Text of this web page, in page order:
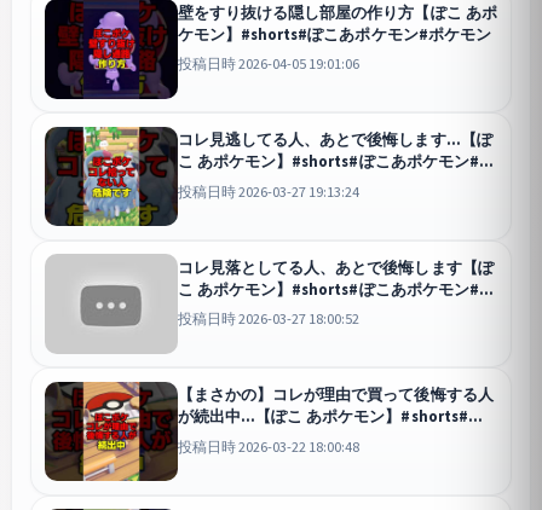
壁をすり抜ける隠し部屋の作り方【ぽこ あポ
ケモン】#shorts#ぽこあポケモン#ポケモン
投稿日時 2026-04-05 19:01:06
コレ見逃してる人、あとで後悔します…【ぽ
こ あポケモン】#shorts#ぽこあポケモン#ポ
ケモン
投稿日時 2026-03-27 19:13:24
コレ見落としてる人、あとで後悔します【ぽ
こ あポケモン】#shorts#ぽこあポケモン#ポ
ケモン
投稿日時 2026-03-27 18:00:52
【まさかの】コレが理由で買って後悔する人
が続出中…【ぽこ あポケモン】#shorts#ぽ
こあポケモン#ポケモン
投稿日時 2026-03-22 18:00:48